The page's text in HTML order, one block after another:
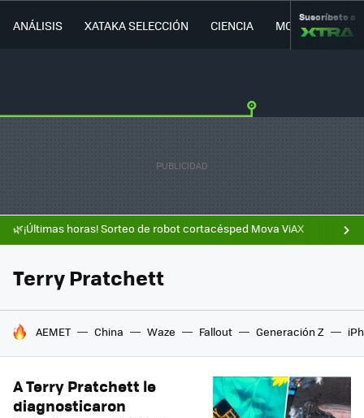
ANÁLISIS XATAKA SELECCIÓN CIENCIA MOVILIDAD
Suscríbete a
🌿¡Últimas horas! Sorteo de robot cortacésped Mova ViAX
Terry Pratchett
HOY SE HABLA DE
AEMET China Waze Fallout Generación Z
A Terry Pratchett le
diagnosticaron